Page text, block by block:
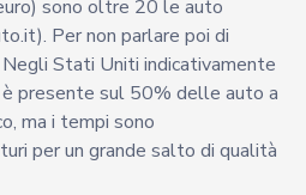
sono oltre 20 le auto
Per non parlare poi di
Stati Uniti indicativamente
presente sul 50% delle auto a
ma i tempi sono
per un grande salto di qualità